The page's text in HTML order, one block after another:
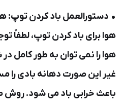
• دستورالعمل باد کردن توپ:
هوا برای باد کردن توپ، لطفاً
هوا را نمی توان به طور کامل
غیر این صورت دهانه بادی را
باعث خرابی باد می شود.